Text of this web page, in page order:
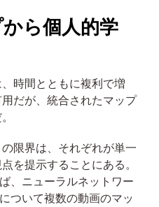
ら個人的学
時間とともに複利で増
だが、統合されたマップ
限界は、それぞれが単一
を提示することにある。
、ニューラルネットワー
ついて複数の動画のマッ